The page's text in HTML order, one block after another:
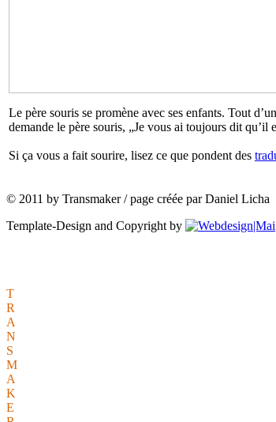
Le père souris se promène avec ses enfants. Tout
demande le père souris, „Je vous ai toujours dit qu’il
Si ça vous a fait sourire, lisez ce que pondent des
© 2011 by Transmaker / page créée par Daniel Licha
Template-Design and Copyright by
Technique – c'est notre métier
R
A
N
S
M
A
K
E